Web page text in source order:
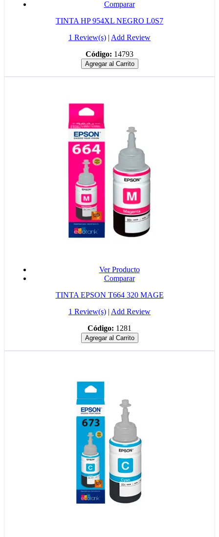
Comparar
TINTA HP 954XL NEGRO L0S7
1 Review(s) | Add Review
Código: 14793
Agregar al Carrito
Ver Producto
Comparar
TINTA EPSON T664 320 MAGE
1 Review(s) | Add Review
Código: 1281
Agregar al Carrito